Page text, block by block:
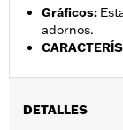
Gráficos:
adornos.
DETALLES